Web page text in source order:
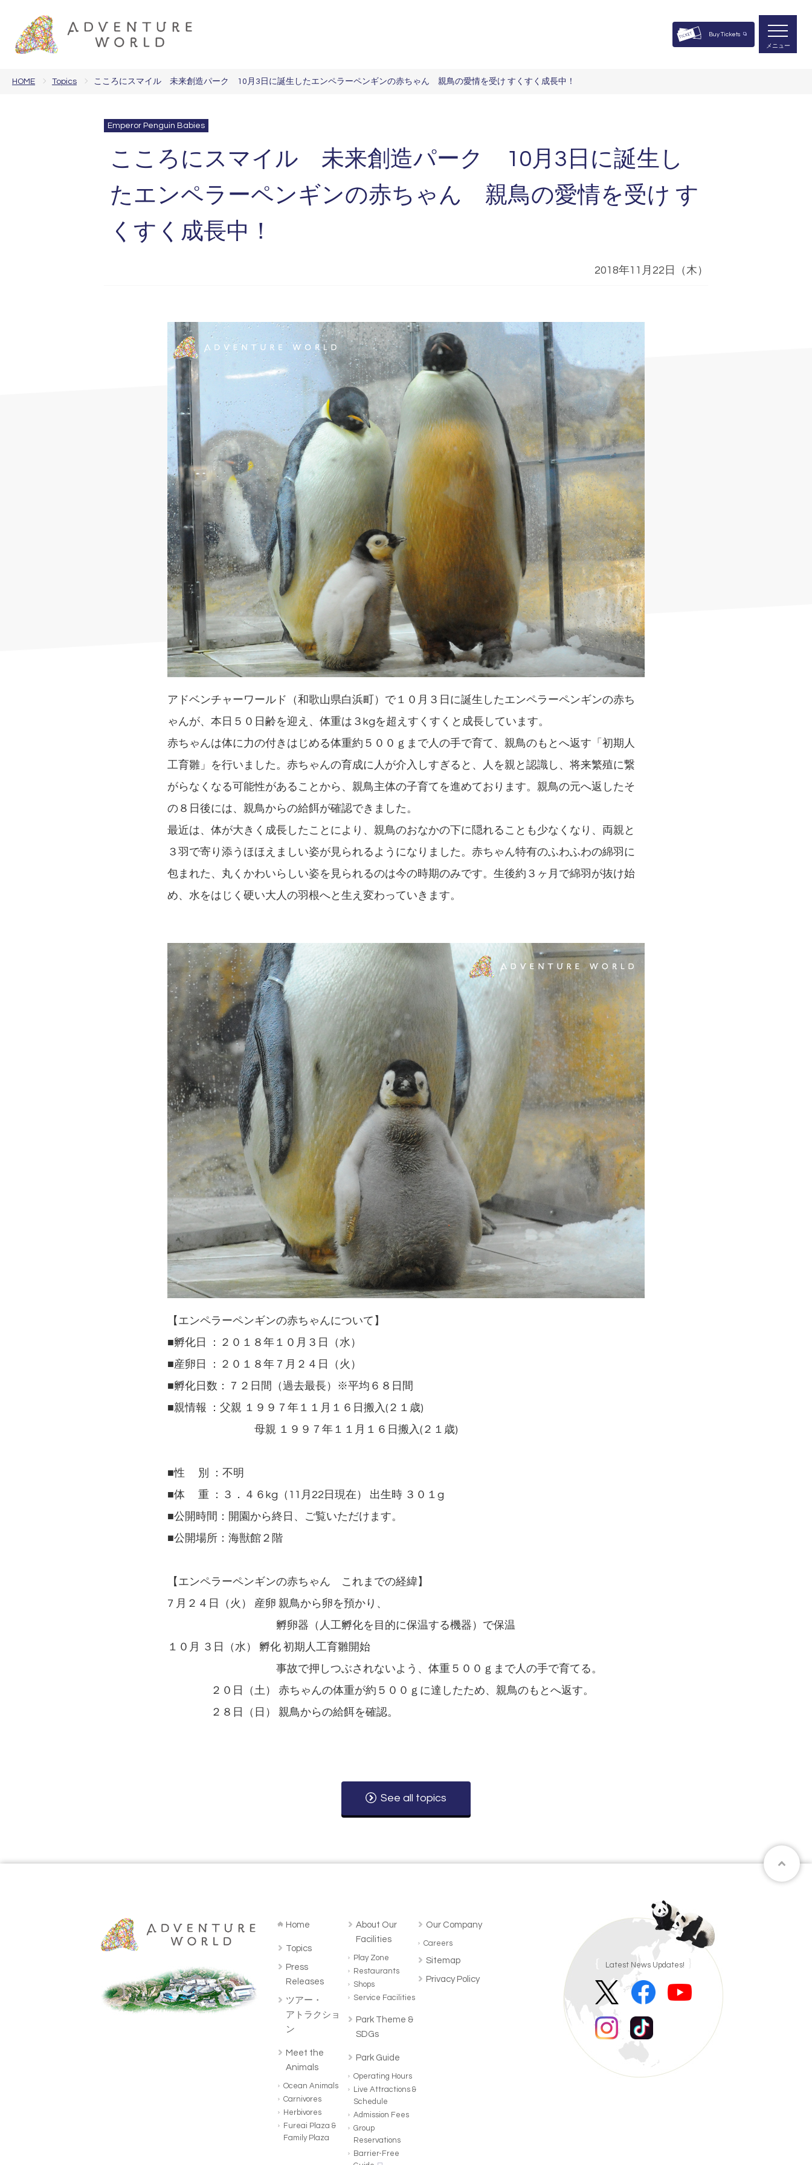
Buy Tickets
メニュー
HOME Topics こころにスマイル 未来創造パーク 10月3日に誕生したエンペラーペンギンの赤ちゃん 親鳥の愛情を受け すくすく成長中！
Emperor Penguin Babies
こころにスマイル 未来創造パーク 10月3日に誕生し
たエンペラーペンギンの赤ちゃん 親鳥の愛情を受け す
くすく成長中！
2018年11月22日（木）
アドベンチャーワールド（和歌山県白浜町）で１０月３日に誕生したエンペラーペンギンの赤ち
ゃんが、本日５０日齢を迎え、体重は３kgを超えすくすくと成長しています。
赤ちゃんは体に力の付きはじめる体重約５００ｇまで人の手で育て、親鳥のもとへ返す「初期人
工育雛」を行いました。赤ちゃんの育成に人が介入しすぎると、人を親と認識し、将来繁殖に繋
がらなくなる可能性があることから、親鳥主体の子育てを進めております。親鳥の元へ返したそ
の８日後には、親鳥からの給餌が確認できました。
最近は、体が大きく成長したことにより、親鳥のおなかの下に隠れることも少なくなり、両親と
３羽で寄り添うほほえましい姿が見られるようになりました。赤ちゃん特有のふわふわの綿羽に
包まれた、丸くかわいらしい姿を見られるのは今の時期のみです。生後約３ヶ月で綿羽が抜け始
め、水をはじく硬い大人の羽根へと生え変わっていきます。
【エンペラーペンギンの赤ちゃんについて】
■孵化日 ：２０１８年１０月３日（水）
■産卵日 ：２０１８年７月２４日（火）
■孵化日数：７２日間（過去最長）※平均６８日間
■親情報 ：父親 １９９７年１１月１６日搬入(２１歳)
母親 １９９７年１１月１６日搬入(２１歳)
■性 別 ：不明
■体 重 ：３．４６kg（11月22日現在） 出生時 ３０１g
■公開時間：開園から終日、ご覧いただけます。
■公開場所：海獣館２階
【エンペラーペンギンの赤ちゃん これまでの経緯】
7 月２４日（火） 産卵 親鳥から卵を預かり、
孵卵器（人工孵化を目的に保温する機器）で保温
１０月 ３日（水） 孵化 初期人工育雛開始
事故で押しつぶされないよう、体重５００ｇまで人の手で育てる。
２０日（土） 赤ちゃんの体重が約５００ｇに達したため、親鳥のもとへ返す。
２８日（日） 親鳥からの給餌を確認。
See all topics
Home
Topics
Press
Releases
ツアー・
アトラクショ
ン
Meet the
Animals
Ocean Animals
Carnivores
Herbivores
Fureai Plaza &
Family Plaza
About Our
Facilities
Play Zone
Restaurants
Shops
Service Facilities
Park Theme &
SDGs
Park Guide
Operating Hours
Live Attractions &
Schedule
Admission Fees
Group
Reservations
Barrier-Free
Our Company
Careers
Sitemap
Privacy Policy
Latest News Updates!